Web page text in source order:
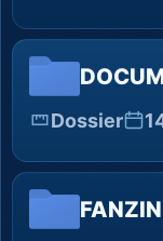
Dossier